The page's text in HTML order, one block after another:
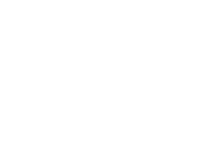
Служба «Ритуал-ГРАТЭК»